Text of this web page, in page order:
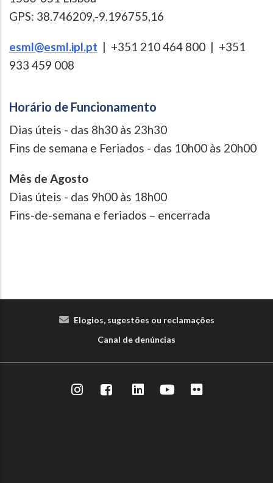
GPS: 38.746209,-9.196755,16
esml@esml.ipl.pt | +351 210 464 800 | +351
933 459 008
Horário de Funcionamento
Dias úteis - das 8h30 às 23h30
Fins de semana e Feriados - das 10h00 às 20h00
Mês de Agosto
Dias úteis - das 9h00 às 18h00
Fins-de-semana e feriados – encerrada
Elogios, sugestões ou reclamações
Canal de denúncias